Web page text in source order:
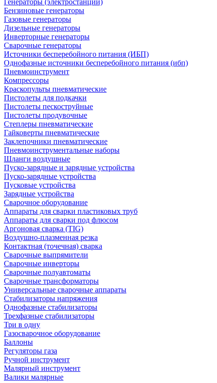
Генераторы (электростанции)
Бензиновые генераторы
Газовые генераторы
Дизельные генераторы
Инверторные генераторы
Сварочные генераторы
Источники бесперебойного питания (ИБП)
Однофазные источники бесперебойного питания (ибп)
Пневмоинструмент
Компрессоры
Краскопульты пневматические
Пистолеты для подкачки
Пистолеты пескоструйные
Пистолеты продувочные
Степлеры пневматические
Гайковерты пневматические
Заклепочники пневматические
Пневмоинструментальные наборы
Шланги воздушные
Пуско-зарядные и зарядные устройства
Пуско-зарядные устройства
Пусковые устройства
Зарядные устройства
Сварочное оборудование
Аппараты для сварки пластиковых труб
Аппараты для сварки под флюсом
Аргоновая сварка (TIG)
Воздушно-плазменная резка
Контактная (точечная) сварка
Сварочные выпрямители
Сварочные инверторы
Сварочные полуавтоматы
Сварочные трансформаторы
Универсальные сварочные аппараты
Стабилизаторы напряжения
Однофазные стабилизаторы
Трехфазные стабилизаторы
Три в одну
Газосварочное оборудование
Баллоны
Регуляторы газа
Ручной инструмент
Малярный инструмент
Валики малярные